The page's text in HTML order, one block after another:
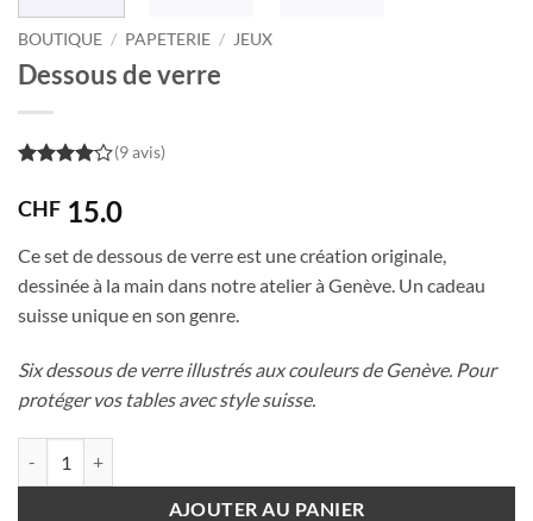
BOUTIQUE / PAPETERIE / JEUX
Dessous de verre
5
(9 avis)
CHF 15.0
Ce set de dessous de verre est une création originale,
dessinée à la main dans notre atelier à Genève. Un cadeau
suisse unique en son genre.
Six dessous de verre illustrés aux couleurs de Genève. Pour
protéger vos tables avec style suisse.
AJOUTER AU PANIER